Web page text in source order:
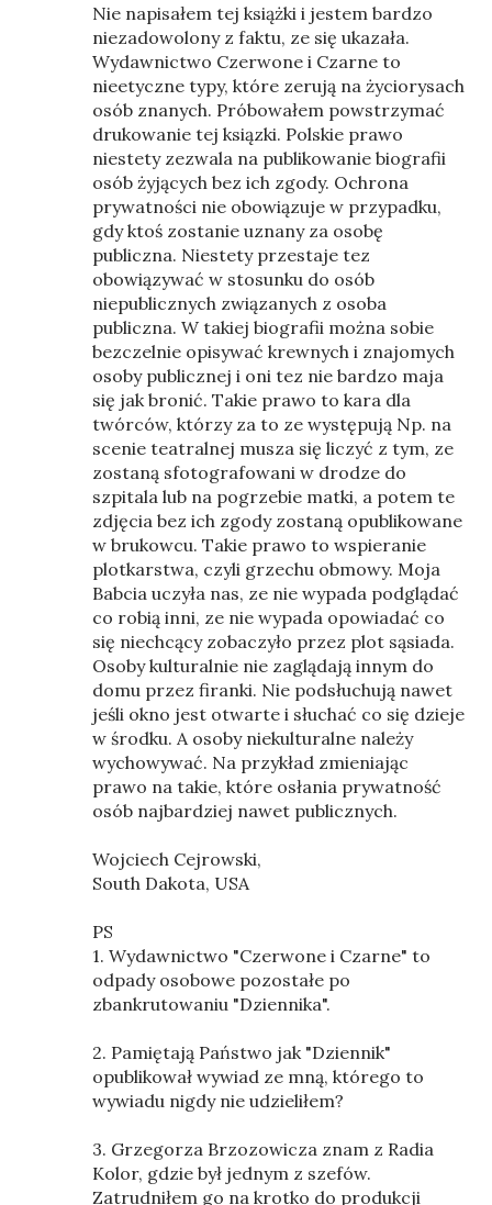
Nie napisałem tej książki i jestem bardzo
niezadowolony z faktu, ze się ukazała.
Wydawnictwo Czerwone i Czarne to
nieetyczne typy, które zerują na życiorysach
osób znanych. Próbowałem powstrzymać
drukowanie tej ksiązki. Polskie prawo
niestety zezwala na publikowanie biografii
osób żyjących bez ich zgody. Ochrona
prywatności nie obowiązuje w przypadku,
gdy ktoś zostanie uznany za osobę
publiczna. Niestety przestaje tez
obowiązywać w stosunku do osób
niepublicznych związanych z osoba
publiczna. W takiej biografii można sobie
bezczelnie opisywać krewnych i znajomych
osoby publicznej i oni tez nie bardzo maja
się jak bronić. Takie prawo to kara dla
twórców, którzy za to ze występują Np. na
scenie teatralnej musza się liczyć z tym, ze
zostaną sfotografowani w drodze do
szpitala lub na pogrzebie matki, a potem te
zdjęcia bez ich zgody zostaną opublikowane
w brukowcu. Takie prawo to wspieranie
plotkarstwa, czyli grzechu obmowy. Moja
Babcia uczyła nas, ze nie wypada podglądać
co robią inni, ze nie wypada opowiadać co
się niechcący zobaczyło przez plot sąsiada.
Osoby kulturalnie nie zaglądają innym do
domu przez firanki. Nie podsłuchują nawet
jeśli okno jest otwarte i słuchać co się dzieje
w środku. A osoby niekulturalne należy
wychowywać. Na przykład zmieniając
prawo na takie, które osłania prywatność
osób najbardziej nawet publicznych.
Wojciech Cejrowski,
South Dakota, USA
PS
1. Wydawnictwo "Czerwone i Czarne" to
odpady osobowe pozostałe po
zbankrutowaniu "Dziennika".
2. Pamiętają Państwo jak "Dziennik"
opublikował wywiad ze mną, którego to
wywiadu nigdy nie udzieliłem?
3. Grzegorza Brzozowicza znam z Radia
Kolor, gdzie był jednym z szefów.
Zatrudniłem go na krotko do produkcji